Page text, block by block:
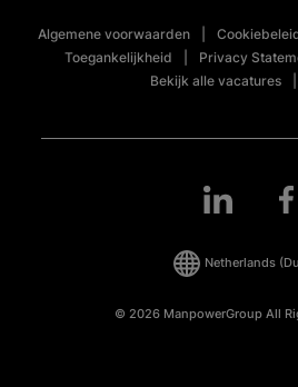
Algemene voorwaarden
Toegankelijkheid Privacy
Bekijk alle vacatures
© 2026 ManpowerGroup All
Netherlands